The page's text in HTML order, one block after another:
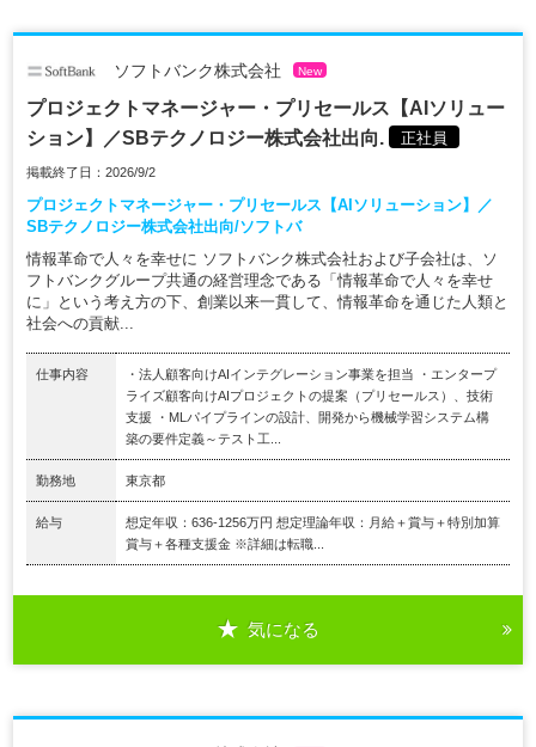
ソフトバンク株式会社 New
プロジェクトマネージャー・プリセールス【AIソリュー
ション】／SBテクノロジー株式会社出向.
正社員
掲載終了日：2026/9/2
プロジェクトマネージャー・プリセールス【AIソリューション】／
SBテクノロジー株式会社出向/ソフトバ
情報革命で人々を幸せに ソフトバンク株式会社および子会社は、ソ
フトバンクグループ共通の経営理念である「情報革命で人々を幸せ
に」という考え方の下、創業以来一貫して、情報革命を通じた人類と
社会への貢献...
仕事内容
・法人顧客向けAIインテグレーション事業を担当 ・エンタープ
ライズ顧客向けAIプロジェクトの提案（プリセールス）、技術
支援 ・MLパイプラインの設計、開発から機械学習システム構
築の要件定義～テスト工...
勤務地 東京都
給与
想定年収：636-1256万円 想定理論年収：月給＋賞与＋特別加算
賞与＋各種支援金 ※詳細は転職...
気になる